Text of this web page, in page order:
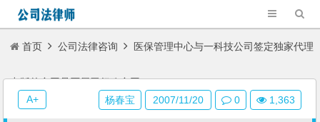
首页 公司法律咨询 医保管理中心与一科技公司签定独家代理
出版的合同是否属于行政合同？
杨春宝 2007/11/20 0 1,363
A+